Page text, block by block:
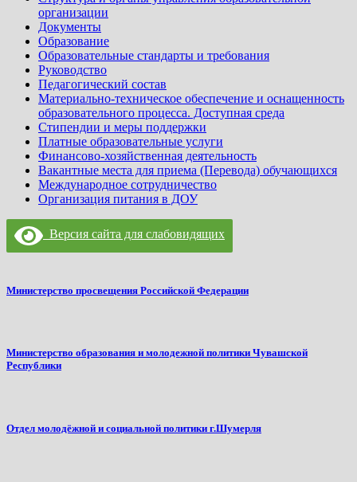
организации
Документы
Образование
Образовательные стандарты и требования
Руководство
Педагогический состав
Материально-техническое обеспечение и оснащенность
образовательного процесса. Доступная среда
Стипендии и меры поддержки
Платные образовательные услуги
Финансово-хозяйственная деятельность
Вакантные места для приема (Перевода) обучающихся
Международное сотрудничество
Организация питания в ДОУ
Версия сайта для слабовидящих
Министерство просвещения Российской Федерации
Министерство образования и молодежной политики Чувашской
Республики
Отдел молодёжной и социальной политики г.Шумерля